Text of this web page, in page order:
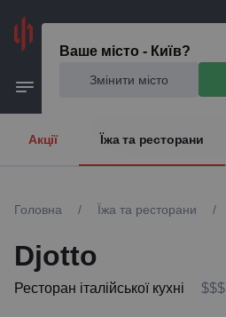
Ваше місто - Київ?
Змінити місто
Акції Їжа та ресторани
Головна / Їжа та ресторани /
Djotto
Ресторан італійської кухні $$$